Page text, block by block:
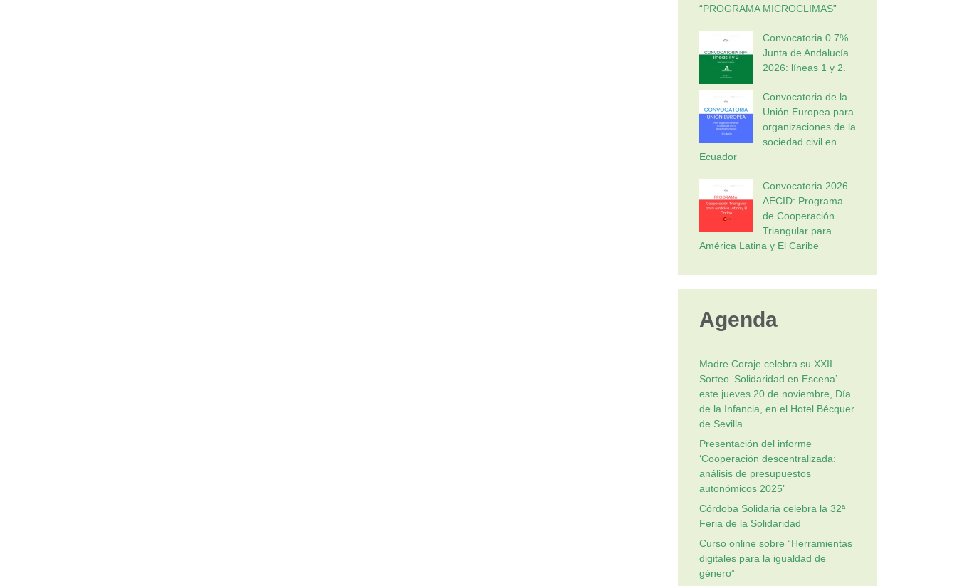
“PROGRAMA MICROCLIMAS”
Convocatoria 0.7%
Junta de Andalucía
2026: líneas 1 y 2.
Convocatoria de la
Unión Europea para
organizaciones de la
sociedad civil en
Ecuador
Convocatoria 2026
AECID: Programa
de Cooperación
Triangular para
América Latina y El Caribe
Agenda
Madre Coraje celebra su XXII
Sorteo ‘Solidaridad en Escena’
este jueves 20 de noviembre, Día
de la Infancia, en el Hotel Bécquer
de Sevilla
Presentación del informe
‘Cooperación descentralizada:
análisis de presupuestos
autonómicos 2025’
Córdoba Solidaria celebra la 32ª
Feria de la Solidaridad
Curso online sobre “Herramientas
digitales para la igualdad de
género”